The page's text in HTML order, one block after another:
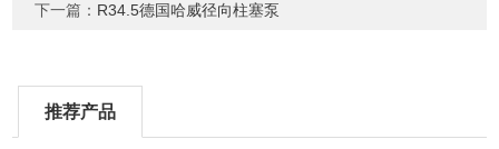
下一篇： R34.5德国哈威径向柱塞泵
推荐产品